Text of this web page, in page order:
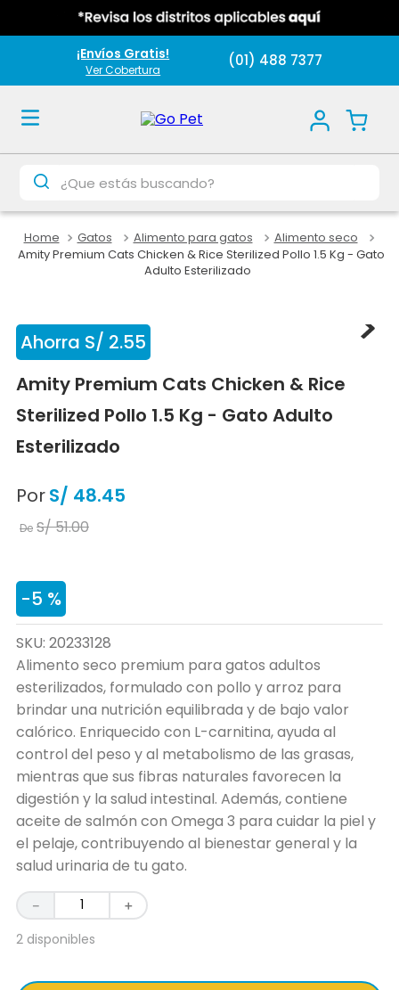
¡Envíos Gratis!
Ver Cobertura (01) 488 7377
¿Que estás buscando?
Gatos Alimento para gatos
Alimento seco
Amity Premium Cats Chicken & Rice Sterilized Pollo 1.5 Kg - Gato
Adulto Esterilizado
Ahorra S/ 2.55
Amity Premium Cats Chicken & Rice
Sterilized Pollo 1.5 Kg - Gato Adulto
Esterilizado
De S/51.00
PorS/ 48.45
-5 %
SKU: 20233128
Alimento seco premium para gatos adultos
esterilizados, formulado con pollo y arroz para
brindar una nutrición equilibrada y de bajo valor
calórico. Enriquecido con L-carnitina, ayuda al
control del peso y al metabolismo de las grasas,
mientras que sus fibras naturales favorecen la
digestión y la salud intestinal. Además, contiene
aceite de salmón con Omega 3 para cuidar la piel y
el pelaje, contribuyendo al bienestar general y la
salud urinaria de tu gato.
＋
－
2 disponibles